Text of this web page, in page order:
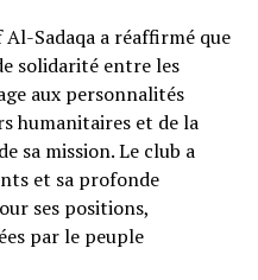
Sadaqa a réaffirmé que
solidarité entre les
aux personnalités
humanitaires et de la
sa mission. Le club a
et sa profonde
ses positions,
par le peuple